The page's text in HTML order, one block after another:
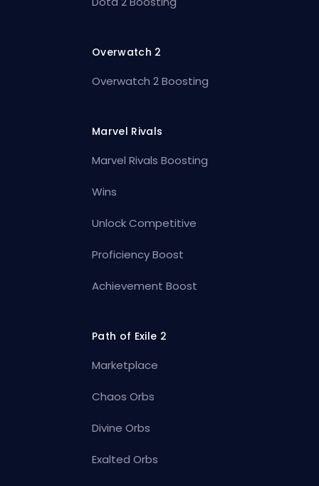
Overwatch 2
Overwatch 2 Boosting
Marvel Rivals
Marvel Rivals Boosting
Wins
Unlock Competitive
Proficiency Boost
Achievement Boost
Path of Exile 2
Marketplace
Chaos Orbs
Divine Orbs
Exalted Orbs